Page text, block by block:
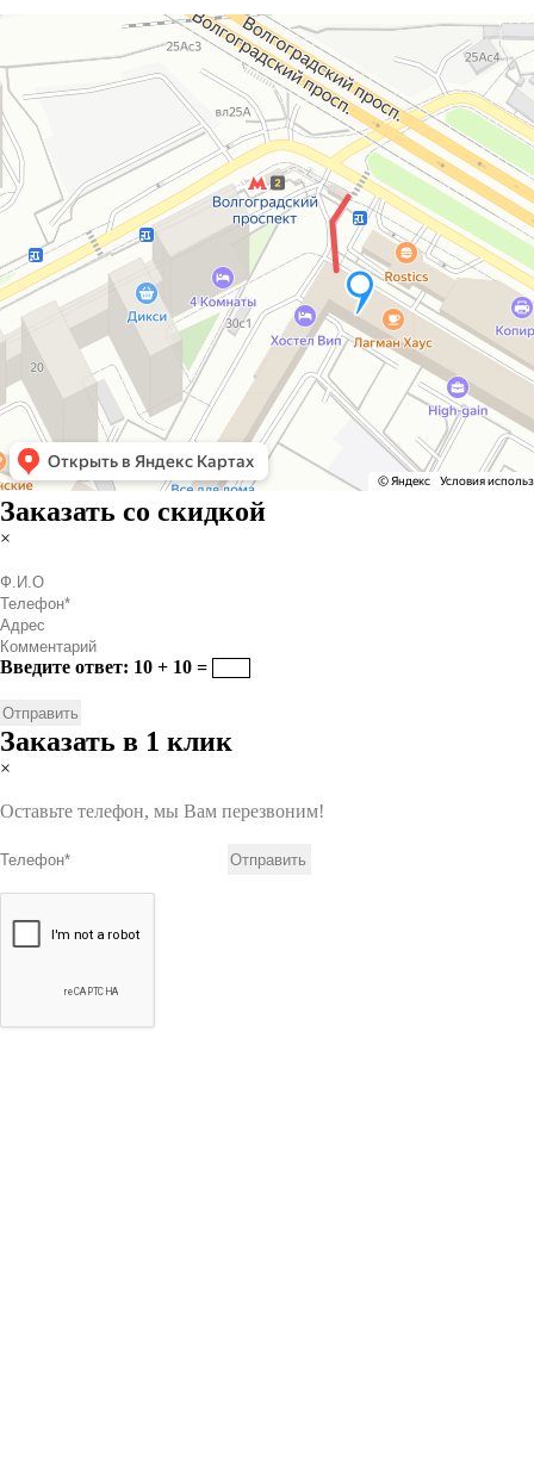
Заказать со скидкой
×
Введите ответ: 10 + 10 =
Заказать в 1 клик
×
Оставьте телефон, мы Вам перезвоним!